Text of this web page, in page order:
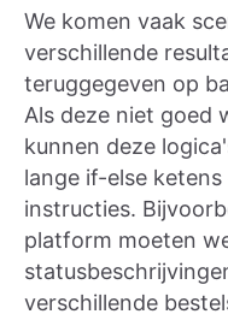
We komen vaak
verschillende
teruggegeven op
Als deze niet goed
kunnen deze
lange if-else
instructies.
platform moeten
verschillende